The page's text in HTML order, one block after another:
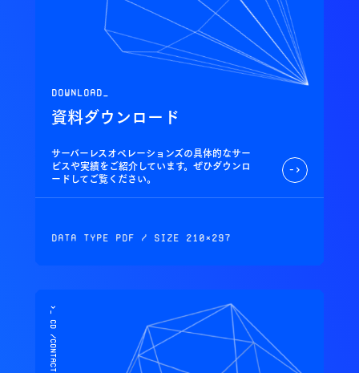
download_
資料ダウンロード
サーバーレスオペレーションズの具体的なサー
ビスや実績をご紹介しています。ぜひダウンロ
ードしてご覧ください。
->
Data Type PDF / Size 210×297
>_ cd /contact